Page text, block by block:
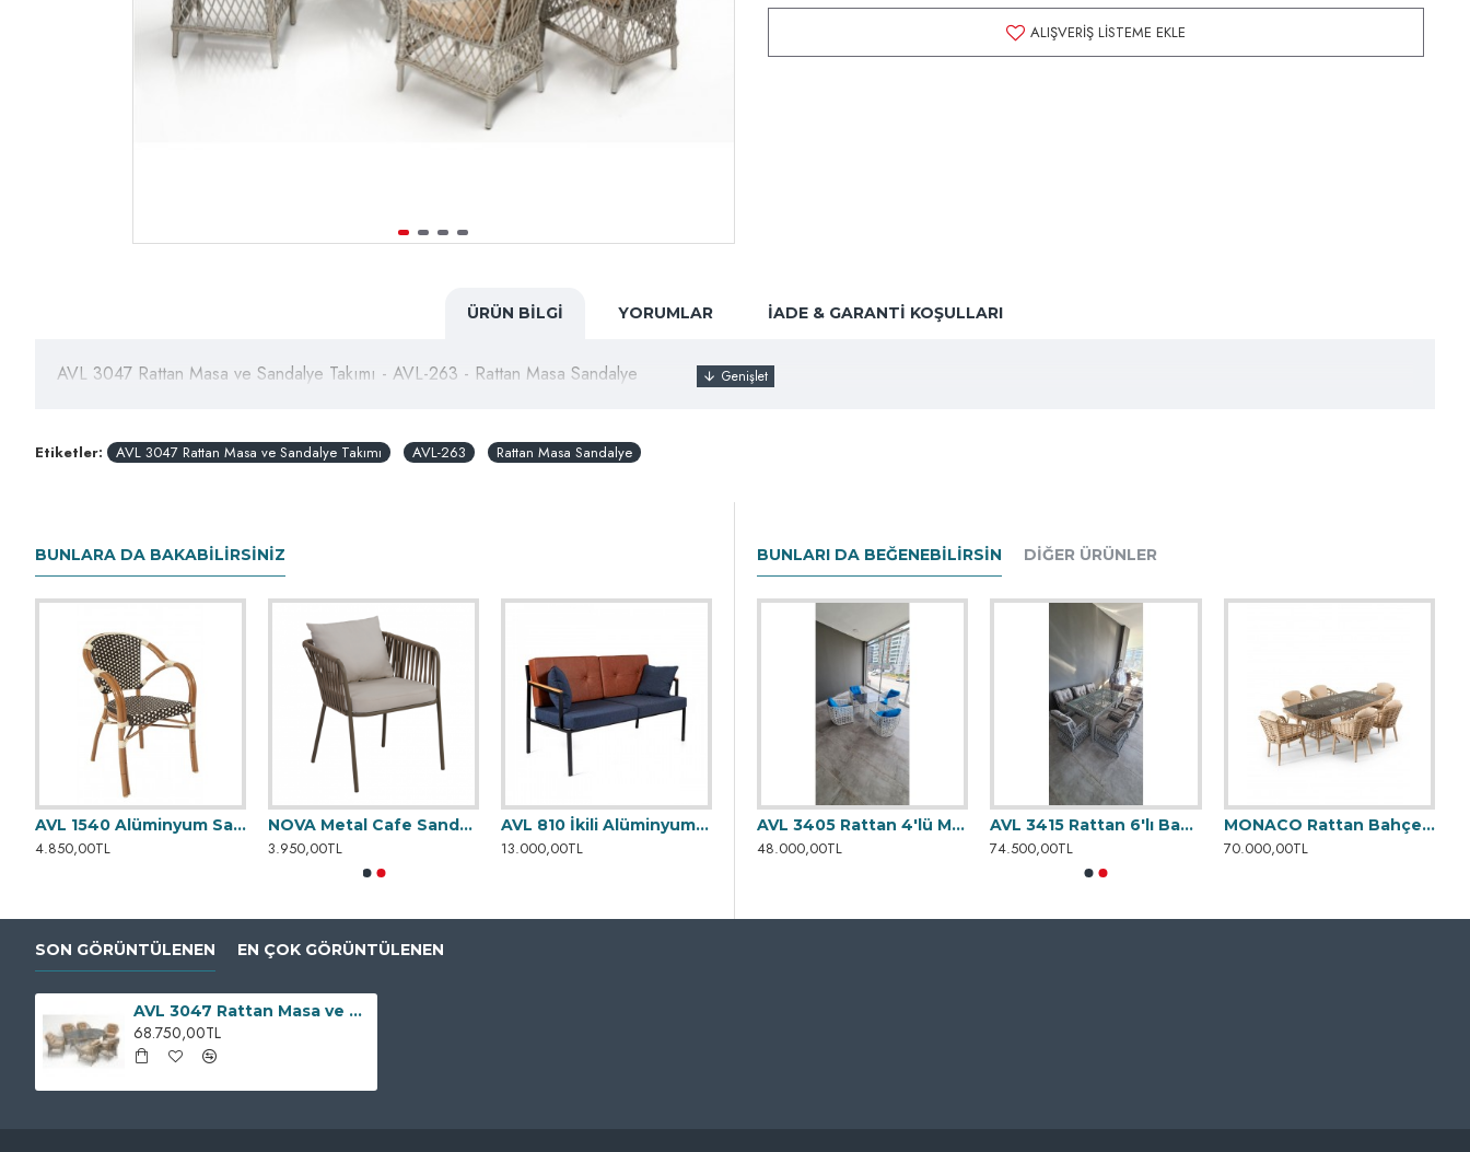
ALIŞVERIŞ LISTEME EKLE
ÜRÜN BILGI YORUMLAR İADE & GARANTI KOŞULLARI
AVL 3047 Rattan Masa ve Sandalye Takımı - AVL-263 - Rattan Masa Sandalye
Etiketler: AVL 3047 Rattan Masa ve Sandalye Takımı AVL-263 Rattan Masa Sandalye
BUNLARA DA BAKABILIRSINIZ
AVL 1540 Alüminyum Sandalye
4.850,00TL
NOVA Metal Cafe Sandalyesi
3.950,00TL
AVL 810 İkili Alüminyum Koltuk
13.000,00TL
BUNLARI DA BEĞENEBILIRSIN DIĞER ÜRÜNLER
155.000,00TL 75.500,00TL 27.500,00TL
AVL 3405 Rattan 4'lü Masa Takımı
48.000,00TL
AVL 3415 Rattan 6'lı Bahçe Yemek Takımı
74.500,00TL
MONACO Rattan Bahçe Yemek Takımı
70.000,00TL
SON GÖRÜNTÜLENEN EN ÇOK GÖRÜNTÜLENEN
AVL 3047 Rattan Masa ve Sandalye Takımı
68.750,00TL